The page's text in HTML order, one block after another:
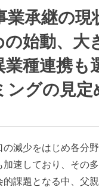
承継の現
始動、大
種連携も
ングの見
減少をはじめ各分
速しており、その
課題となる中、父